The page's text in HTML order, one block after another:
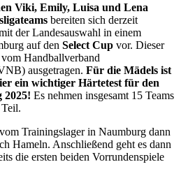
Viki, Emily, Luisa und Lena
bereiten sich derzeit
der Landesauswahl in einem
auf den Select Cup vor. Dieser
Handballverband
ausgetragen. Für die Mädels ist
ein wichtiger Härtetest für den
2025! Es nehmen insgesamt 15 Teams
Trainingslager in Naumburg dann
Hameln. Anschließend geht es dann
die ersten beiden Vorrundenspiele